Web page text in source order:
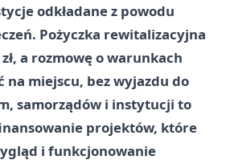
odkładane z powodu
Pożyczka rewitalizacyjna
a rozmowę o warunkach
na miejscu, bez wyjazdu do
samorządów i instytucji to
projektów, które
i funkcjonowanie